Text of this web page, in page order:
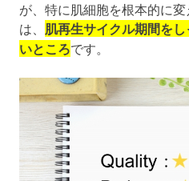
が、特に肌細胞を根本的に変
は、 肌再生サイクル期間を
いところです。